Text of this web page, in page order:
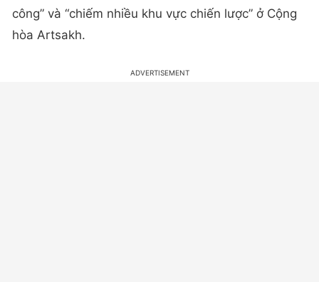
công” và “chiếm nhiều khu vực chiến lược” ở Cộng
hòa Artsakh.